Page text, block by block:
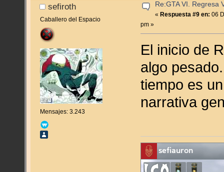
sefiroth
Caballero del Espacio
Mensajes: 3.243
Re:GTA VI. Regresa
« Respuesta #9 en: 06
pm »
El inicio de
algo
tiempo es
narrativa